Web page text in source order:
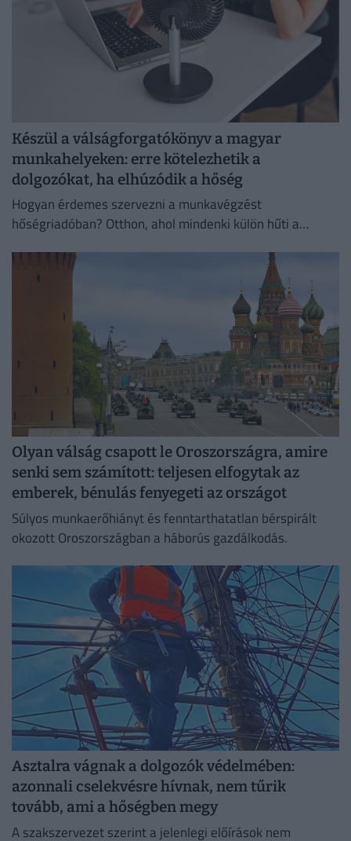
Készül a válságforgatókönyv a magyar
munkahelyeken: erre kötelezhetik a
dolgozókat, ha elhúzódik a hőség
Hogyan érdemes szervezni a munkavégzést
hőségriadóban? Otthon, ahol mindenki külön hűti a
irodaházban, ahol a hűtés központilag működik.
Olyan válság csapott le Oroszországra, amire
senki sem számított: teljesen elfogytak az
emberek, bénulás fenyegeti az országot
Súlyos munkaerőhiányt és fenntarthatatlan bérspirált
okozott Oroszországban a háborús gazdálkodás.
Asztalra vágnak a dolgozók védelmében:
azonnali cselekvésre hívnak, nem tűrik
tovább, ami a hőségben megy
A szakszervezet szerint a jelenlegi előírások nem